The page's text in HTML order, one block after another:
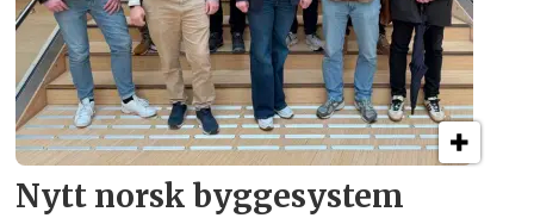
Nytt norsk byggesystem